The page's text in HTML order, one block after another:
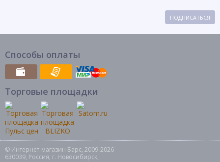
ПОДПИСАТЬСЯ
Способы оплаты
Торговые площадки
© Интернет-магазин Барс, 2009-2026
630039, Россия, г. Новосибирск,